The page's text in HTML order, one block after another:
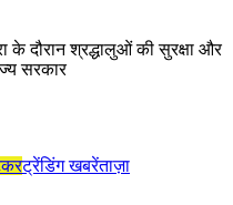
के दौरान श्रद्धालुओं की सुरक्षा और
सरकार
ट्रेंडिंग खबरेंताज़ा